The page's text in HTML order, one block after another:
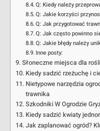
Q: Kiedy należy
Q: Jakie korzyści
Q: Jak przygotować
Q: Jak często powinno
Q: Jakie błędy należy
Inne posty:
Słoneczne miejsca dla
Kiedy sadzić rzeżuchę i
Nietypowe narzędzia
trawnika
Szkodniki W Ogrodzie
Kiedy sadzić kwiaty
Jak zaplanować ogród?